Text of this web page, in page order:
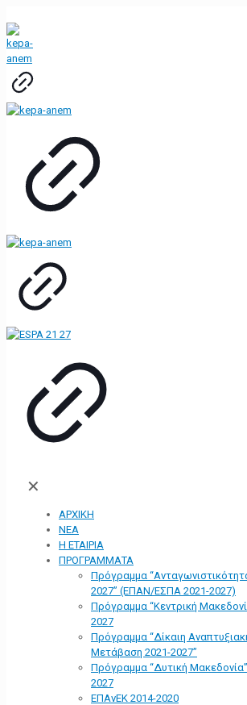
✕
ΑΡΧΙΚΗ
ΝΕΑ
Η ΕΤΑΙΡΙΑ
ΠΡΟΓΡΑΜΜΑΤΑ
Πρόγραμμα
2027” (ΕΠΑΝ/ΕΣΠΑ 2021-2027)
Πρόγραμμα “Κεντρική
2027
Πρόγραμμα “Δίκαιη
Μετάβαση 2021-2027”
Πρόγραμμα “Δυτική
2027
ΕΠΑνΕΚ 2014-2020